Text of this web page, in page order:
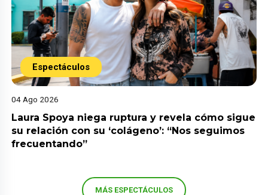
Espectáculos
04 Ago 2026
Laura Spoya niega ruptura y revela cómo sigue
su relación con su ‘colágeno’: “Nos seguimos
frecuentando”
MÁS ESPECTÁCULOS